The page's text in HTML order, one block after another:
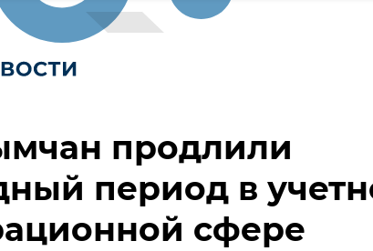
продлили
период в
сфере